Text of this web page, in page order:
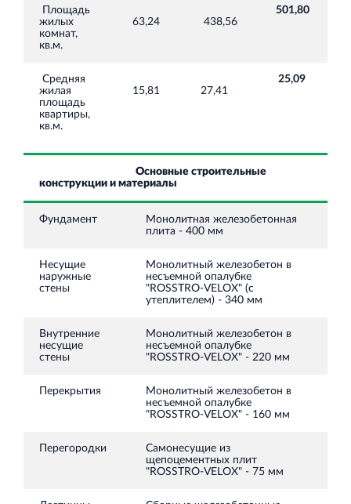
Площадь
жилых
комнат,
кв.м.
63,24 438,56
501,80
Средняя
жилая
площадь
квартиры,
кв.м.
15,81 27,41
25,09
Основные строительные
конструкции и материалы
Фундамент
Монолитная железобетонная
плита - 400 мм
Несущие
наружные
стены
Монолитный железобетон в
несъемной опалубке
"ROSSTRO-VELOX" (с
утеплителем) - 340 мм
Внутренние
несущие
стены
Монолитный железобетон в
несъемной опалубке
"ROSSTRO-VELOX" - 220 мм
Перекрытия
Монолитный железобетон в
несъемной опалубке
"ROSSTRO-VELOX" - 160 мм
Перегородки
Самонесущие из
щепоцементных плит
"ROSSTRO-VELOX" - 75 мм